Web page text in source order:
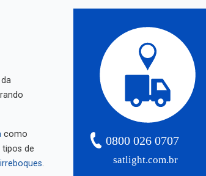
da
como
de
. satlight.com.br
0800 026 0707